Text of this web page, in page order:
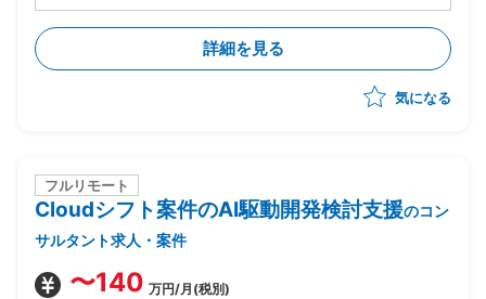
・PJ規模は500人月以上
-進捗/品質/課題管理
-リカバリー時の要因分析/リカバリープランの策定
-各種ドキュメントの作成
詳細を見る
気になる
フルリモート
Cloudシフト案件のAI駆動開発検討支援のコン
サルタント求人・案件
〜140 万円/月(税別)